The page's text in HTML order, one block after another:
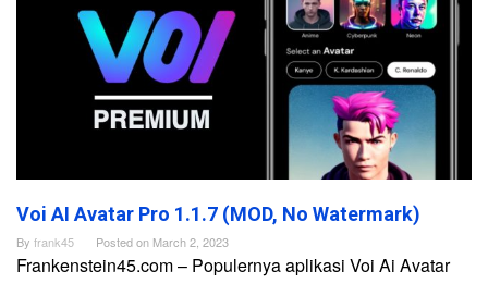
Voi AI Avatar Pro 1.1.7 (MOD, No Watermark)
By frank45 Posted on March 2, 2023
Frankenstein45.com – Populernya aplikasi Voi Ai Avatar